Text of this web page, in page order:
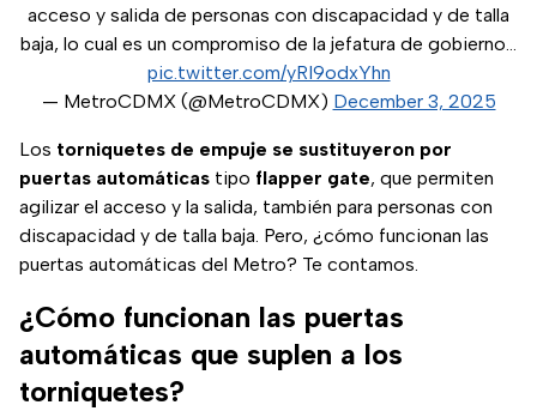
acceso y salida de personas con discapacidad y de talla
baja, lo cual es un compromiso de la jefatura de gobierno…
pic.twitter.com/yRI9odxYhn
— MetroCDMX (@MetroCDMX) December 3, 2025
Los torniquetes de empuje se sustituyeron por
puertas automáticas tipo flapper gate, que permiten
agilizar el acceso y la salida, también para personas con
discapacidad y de talla baja. Pero, ¿cómo funcionan las
puertas automáticas del Metro? Te contamos.
¿Cómo funcionan las puertas
automáticas que suplen a los
torniquetes?